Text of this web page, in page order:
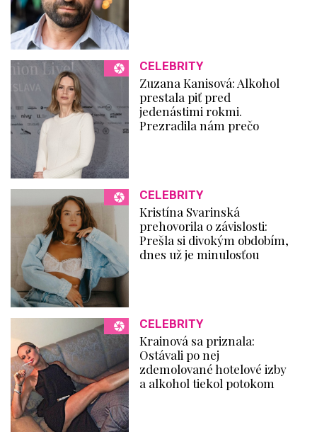
CELEBRITY
Zuzana Kanisová: Alkohol
prestala piť pred
jedenástimi rokmi.
Prezradila nám prečo
CELEBRITY
Kristína Svarinská
prehovorila o závislosti:
Prešla si divokým obdobím,
dnes už je minulosťou
CELEBRITY
Krainová sa priznala:
Ostávali po nej
zdemolované hotelové izby
a alkohol tiekol potokom